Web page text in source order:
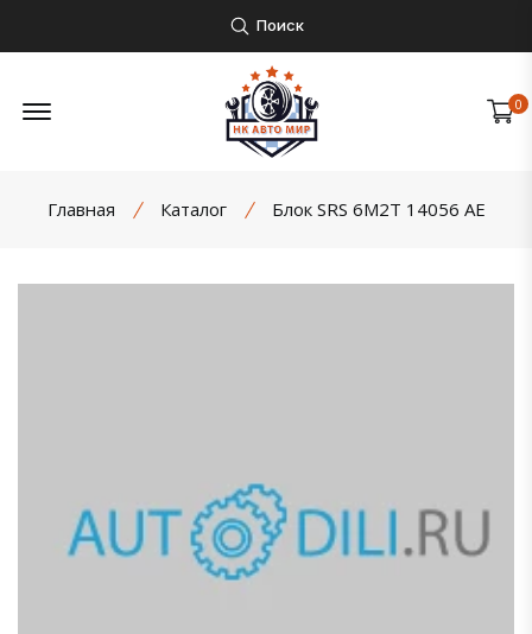
Поиск
Открыть боковое меню 0
Главная Каталог Блок SRS 6M2T 14056 AE